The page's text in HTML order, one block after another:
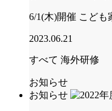
6/1(木)開催 こども
2023.06.21
すべて 海外研修
お知らせ
お知らせ